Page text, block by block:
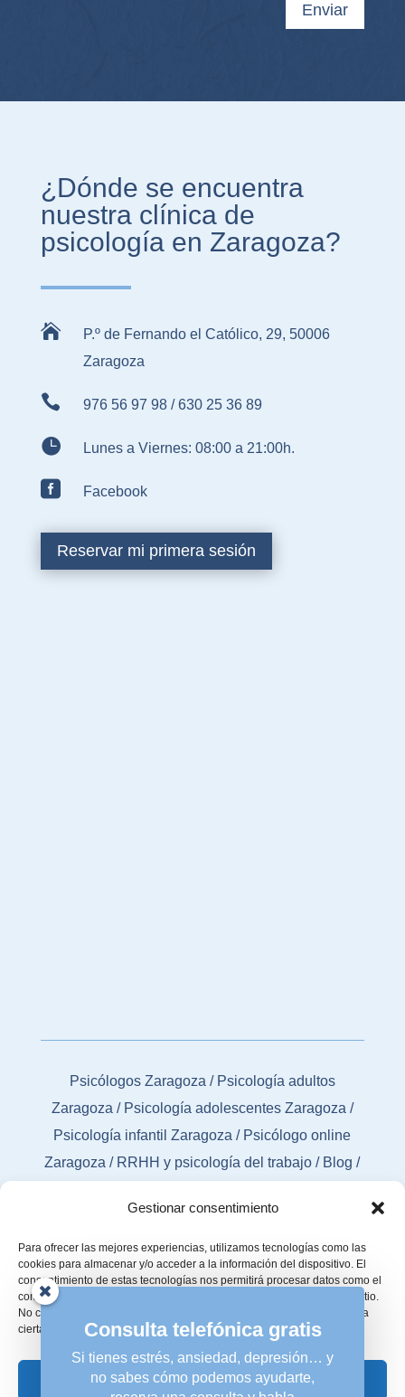
Gestionar consentimiento
Para ofrecer las mejores experiencias, utilizamos tecnologías como las
cookies para almacenar y/o acceder a la información del dispositivo. El
consentimiento de estas tecnologías nos permitirá procesar datos como el
comportamiento de navegación o las identificaciones únicas en este sitio.
No consentir o retirar el consentimiento, puede afectar negativamente a
ciertas características y funciones.
Aceptar
Enviar
¿Dónde se encuentra
nuestra clínica de
psicología en Zaragoza?

P.º de Fernando el Católico, 29, 50006
Zaragoza
 976 56 97 98/630 25 36 89
 Lunes a Viernes: 08:00 a 21:00h.
 Facebook
Reservar mi primera sesión
Psicólogos Zaragoza / Psicología adultos
Zaragoza / Psicología adolescentes Zaragoza /
Psicología infantil Zaragoza / Psicólogo online
Zaragoza / RRHH y psicología del trabajo/ Blog/
© 2026 Psicólogos Zaragoza | Agencia de
Consulta telefónica gratis
Si tienes estrés, ansiedad, depresión… y
no sabes cómo podemos ayudarte,